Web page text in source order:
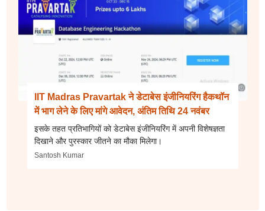
IIT Madras Pravartak ने डेटाबेस इंजीनियरिंग हैकथॉन
में भाग लेने के लिए मांगे आवेदन, अंतिम तिथि 24 नवंबर
इसके तहत प्रतिभागियों को डेटाबेस इंजीनियरिंग में अपनी विशेषज्ञता
दिखाने और पुरस्कार जीतने का मौका मिलेगा।
Santosh Kumar